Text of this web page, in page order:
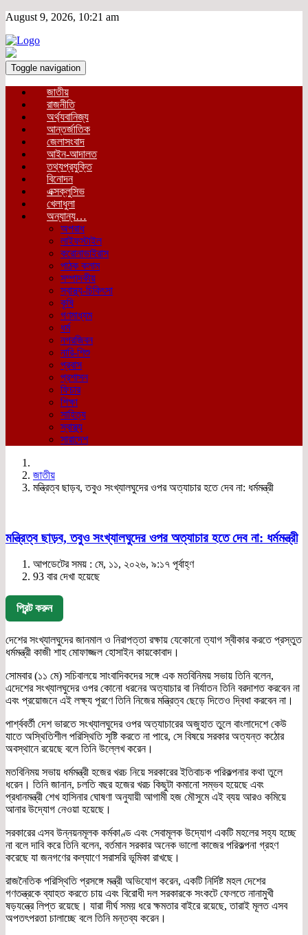
August 9, 2026, 10:21 am
Toggle navigation
জাতীয়
রাজনীতি
অর্থ্যবানিজ্য
আন্তর্জাতিক
জেলাসংবাদ
আইন-আদালত
তথ্যপ্রযুক্তি
বিনোদন
এক্সক্লুসিভ
খেলাধুলা
অন্যান্য…
অপরাধ
লাইফস্টাইল
করোনাভাইরাস
পাঠক কলাম
সম্পাদকীয়
স্বাস্থ্য-চিকিৎসা
কৃষি
গণমাধ্যম
ধর্ম
নগরজিবন
নারি-শিশু
প্রবাস
প্রশাসন
ফিচার
শিক্ষা
সাহিত্য
স্বাস্থ্য
সারাদেশ
জাতীয়
মন্ত্রিত্ব ছাড়ব, তবুও সংখ্যালঘুদের ওপর অত্যাচার হতে দেব না: ধর্মমন্ত্রী
মন্ত্রিত্ব ছাড়ব, তবুও সংখ্যালঘুদের ওপর অত্যাচার হতে দেব না: ধর্মমন্ত্রী
আপডেটের সময় : মে, ১১, ২০২৬, ৯:১৭ পূর্বাহ্ণ
93 বার দেখা হয়েছে
প্রিন্ট করুন
দেশের সংখ্যালঘুদের জানমাল ও নিরাপত্তা রক্ষায় যেকোনো ত্যাগ স্বীকার করতে প্রস্তুত
ধর্মমন্ত্রী কাজী শাহ মোফাজ্জল হোসাইন কায়কোবাদ।
সোমবার (১১ মে) সচিবালয়ে সাংবাদিকদের সঙ্গে এক মতবিনিময় সভায় তিনি বলেন,
এদেশের সংখ্যালঘুদের ওপর কোনো ধরনের অত্যাচার বা নির্যাতন তিনি বরদাশত করবেন না
এবং প্রয়োজনে এই লক্ষ্য পূরণে তিনি নিজের মন্ত্রিত্ব ছেড়ে দিতেও দ্বিধা করবেন না।
পার্শ্ববর্তী দেশ ভারতে সংখ্যালঘুদের ওপর অত্যাচারের অজুহাত তুলে বাংলাদেশে কেউ
যাতে অস্থিতিশীল পরিস্থিতি সৃষ্টি করতে না পারে, সে বিষয়ে সরকার অত্যন্ত কঠোর
অবস্থানে রয়েছে বলে তিনি উল্লেখ করেন।
মতবিনিময় সভায় ধর্মমন্ত্রী হজের খরচ নিয়ে সরকারের ইতিবাচক পরিকল্পনার কথা তুলে
ধরেন। তিনি জানান, চলতি বছর হজের খরচ কিছুটা কমানো সম্ভব হয়েছে এবং
প্রধানমন্ত্রী শেখ হাসিনার ঘোষণা অনুযায়ী আগামী হজ মৌসুমে এই ব্যয় আরও কমিয়ে
আনার উদ্যোগ নেওয়া হয়েছে।
সরকারের এসব উন্নয়নমূলক কর্মকাণ্ড এবং সেবামূলক উদ্যোগ একটি মহলের সহ্য হচ্ছে
না বলে দাবি করে তিনি বলেন, বর্তমান সরকার অনেক ভালো কাজের পরিকল্পনা গ্রহণ
করেছে যা জনগণের কল্যাণে সরাসরি ভূমিকা রাখছে।
রাজনৈতিক পরিস্থিতি প্রসঙ্গে মন্ত্রী অভিযোগ করেন, একটি নির্দিষ্ট মহল দেশের
গণতন্ত্রকে ব্যাহত করতে চায় এবং বিরোধী দল সরকারকে সংকটে ফেলতে নানামুখী
ষড়যন্ত্রে লিপ্ত রয়েছে। যারা দীর্ঘ সময় ধরে ক্ষমতার বাইরে রয়েছে, তারাই মূলত এসব
অপতৎপরতা চালাচ্ছে বলে তিনি মন্তব্য করেন।